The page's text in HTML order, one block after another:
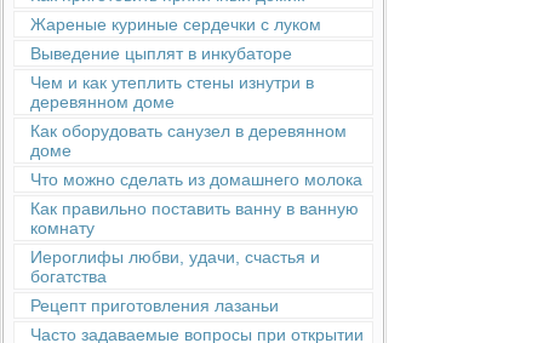
Жареные куриные сердечки с луком
Выведение цыплят в инкубаторе
Чем и как утеплить стены изнутри в
деревянном доме
Как оборудовать санузел в деревянном
доме
Что можно сделать из домашнего молока
Как правильно поставить ванну в ванную
комнату
Иероглифы любви, удачи, счастья и
богатства
Рецепт приготовления лазаньи
Часто задаваемые вопросы при открытии